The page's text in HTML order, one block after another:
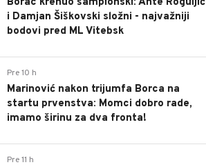
i Damjan Šiškovski složni - najvažniji
bodovi pred ML Vitebsk
Pre 10 h
Marinović nakon trijumfa Borca na
startu prvenstva: Momci dobro rade,
imamo širinu za dva fronta!
Pre 11 h